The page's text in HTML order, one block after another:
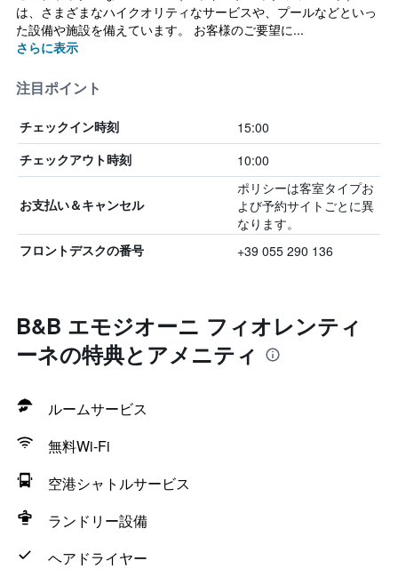
は、さまざまなハイクオリティなサービスや、プールなどといっ
た設備や施設を備えています。 お客様のご要望に...
さらに表示
注目ポイント
チェックイン時刻 15:00
チェックアウト時刻 10:00
お支払い＆キャンセル
ポリシーは客室タイプお
よび予約サイトごとに異
なります。
フロントデスクの番号 +39 055 290 136
B&B エモジオーニ フィオレンティ
ーネの特典とアメニティ
ルームサービス
無料Wi-Fi
空港シャトルサービス
ランドリー設備
ヘアドライヤー